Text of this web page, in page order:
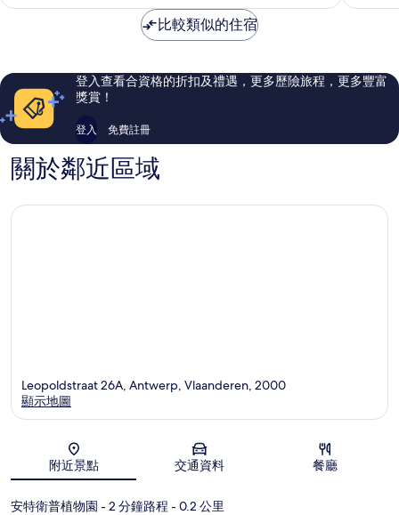
卓
評
價
篇
評
美，
價
篇
比較類似的住宿
登入查看合資格的折扣及禮遇，更多歷險旅程，更多豐富
獎賞！
登入 免費註冊
關於鄰近區域
地圖
Leopoldstraat 26A, Antwerp, Vlaanderen, 2000
顯示地圖
附近景點 交通資料 餐廳
安特衛普植物園 - 2 分鐘路程 - 0.2 公里